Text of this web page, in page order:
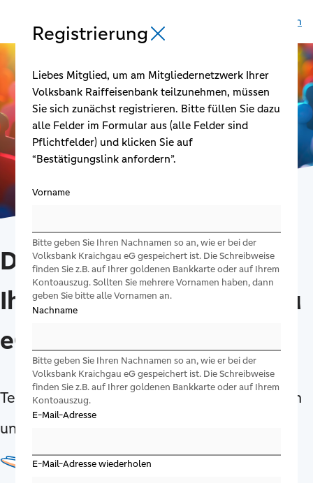
Anmelden
Das Mitgliedernetzwerk
IhrerVolksbank Kraichgau
eG
Teilen Sie Ihre Ideen mit anderen Mitgliedern
und gestalten Sie Ihre Bank mit.
Registrierung Registrierung schließen
Liebes Mitglied, um am Mitgliedernetzwerk Ihrer
Volksbank Raiffeisenbank teilzunehmen, müssen
Sie sich zunächst registrieren. Bitte füllen Sie dazu
alle Felder im Formular aus (alle Felder sind
Pflichtfelder) und klicken Sie auf
“Bestätigungslink anfordern”.
Vorname
Bitte geben Sie Ihren Nachnamen so an, wie er bei der
Volksbank Kraichgau eG gespeichert ist. Die Schreibweise
finden Sie z.B. auf Ihrer goldenen Bankkarte oder auf Ihrem
Kontoauszug. Sollten Sie mehrere Vornamen haben, dann
geben Sie bitte alle Vornamen an.
Nachname
Bitte geben Sie Ihren Nachnamen so an, wie er bei der
Volksbank Kraichgau eG gespeichert ist. Die Schreibweise
finden Sie z.B. auf Ihrer goldenen Bankkarte oder auf Ihrem
Kontoauszug.
E-Mail-Adresse
E-Mail-Adresse wiederholen